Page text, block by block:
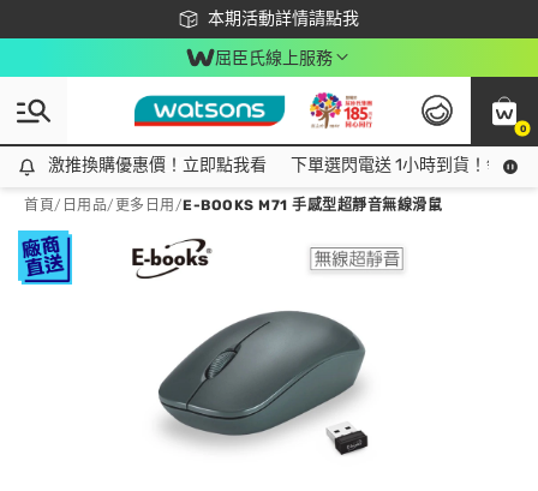
本期活動詳情請點我
下載app最高回饋$350
屈臣氏線上服務
0
激推換購優惠價！立即點我看
激推換購優惠價！立即點我看 下單選閃電送 1小時到貨！領神
首頁/ 日用品/ 更多日用 /E-BOOKS M71 手感型超靜音無線滑鼠